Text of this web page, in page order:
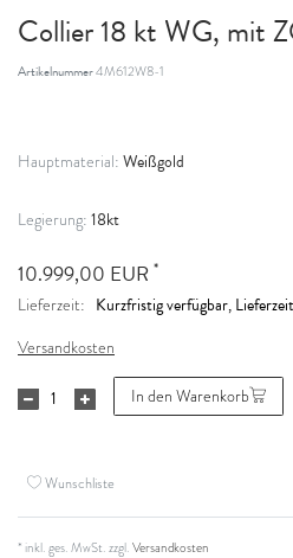
Collier 18 kt WG, mit
Artikelnummer4M612W8-1
Hauptmaterial: Weißgold
Legierung: 18kt
10.999,00 EUR *
Lieferzeit: Kurzfristig verfügbar,
Versandkosten
In den Warenkorb
Wunschliste
* inkl. ges. MwSt. zzgl.Versandkosten